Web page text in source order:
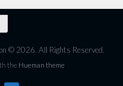
© 2026. All Rights Reserved.
the Hueman theme